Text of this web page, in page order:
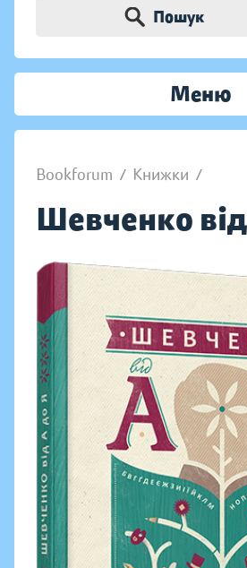
Пошук
Меню
Bookforum / Книжки /
Шевченко